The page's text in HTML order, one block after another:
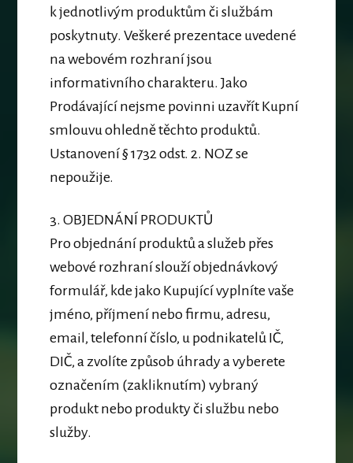
k jednotlivým produktům či službám
poskytnuty. Veškeré prezentace uvedené
na webovém rozhraní jsou
informativního charakteru. Jako
Prodávající nejsme povinni uzavřít Kupní
smlouvu ohledně těchto produktů.
Ustanovení § 1732 odst. 2. NOZ se
nepoužije.
3. OBJEDNÁNÍ PRODUKTŮ
Pro objednání produktů a služeb přes
webové rozhraní sloužíobjednávkový
formulář, kde jako Kupující vyplníte vaše
jméno, příjmení nebo firmu, adresu,
email, telefonní číslo, u podnikatelů IČ,
DIČ, a zvolíte způsob úhradya vyberete
označením (zakliknutím) vybraný
produkt nebo produkty či službu nebo
služby.